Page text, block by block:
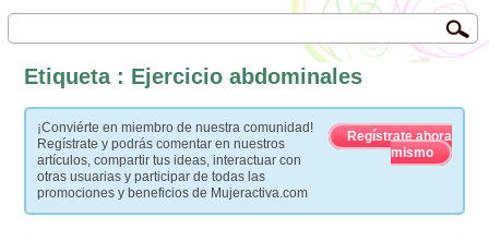
Etiqueta : Ejercicio abdominales
¡Conviérte en miembro de nuestra comunidad!
Regístrate y podrás comentar en nuestros
artículos, compartir tus ideas, interactuar con
otras usuarias y participar de todas las
promociones y beneficios de Mujeractiva.com
Regístrate ahora
mismo